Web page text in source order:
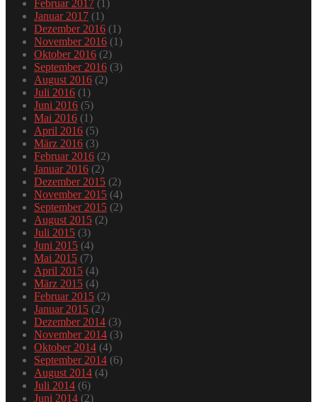
Februar 2017 (1)
Januar 2017 (1)
Dezember 2016 (1)
November 2016 (1)
Oktober 2016 (2)
September 2016 (3)
August 2016 (2)
Juli 2016 (1)
Juni 2016 (5)
Mai 2016 (1)
April 2016 (5)
März 2016 (3)
Februar 2016 (2)
Januar 2016 (2)
Dezember 2015 (2)
November 2015 (4)
September 2015 (2)
August 2015 (2)
Juli 2015 (3)
Juni 2015 (4)
Mai 2015 (7)
April 2015 (4)
März 2015 (4)
Februar 2015 (2)
Januar 2015 (2)
Dezember 2014 (3)
November 2014 (3)
Oktober 2014 (4)
September 2014 (6)
August 2014 (4)
Juli 2014 (6)
Juni 2014 (2)